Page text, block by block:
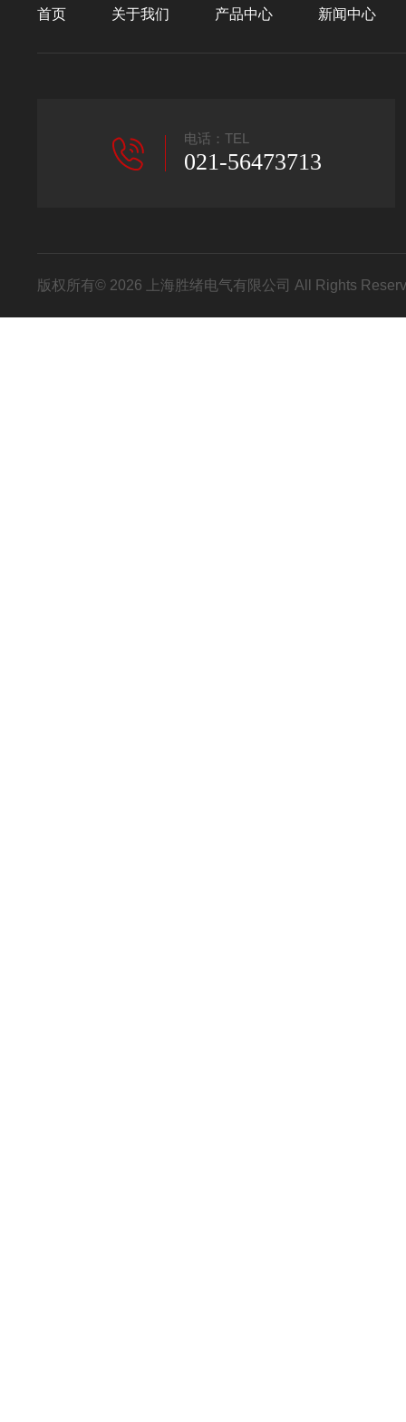
首页 关于我们 产品中心 新闻中心
电话：TEL
021-56473713
版权所有© 2026 上海胜绪电气有限公司 All Rights